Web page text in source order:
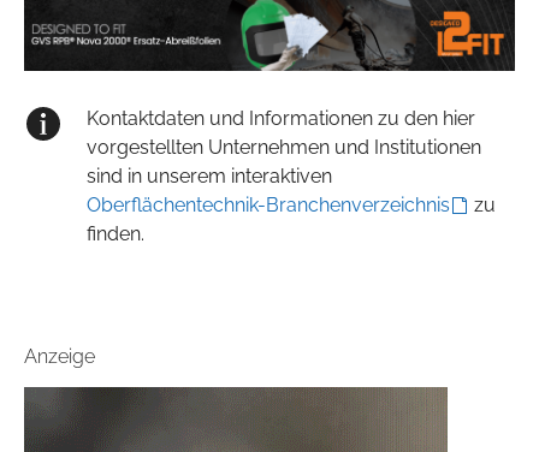
Kontaktdaten und Informationen zu den hier
vorgestellten Unternehmen und Institutionen
sind in unserem interaktiven
Oberflächentechnik-Branchenverzeichnis
zu
finden.
Anzeige